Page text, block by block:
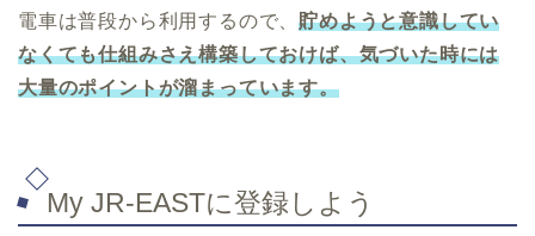
電車は普段から利用するので、貯めようと意識してい
なくても仕組みさえ構築しておけば、気づいた時には
大量のポイントが溜まっています。
My JR-EASTに登録しよう